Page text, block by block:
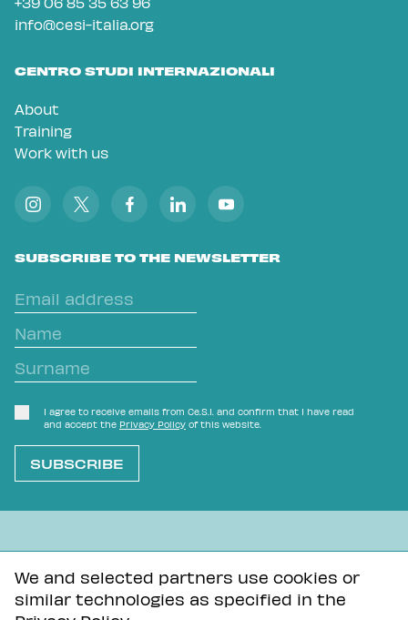
We and selected partners use cookies or
similar technologies as specified in the
info@cesi-italia.org
CENTRO STUDI INTERNAZIONALI
About
Training
Work with us
SUBSCRIBE TO THE NEWSLETTER
I agree to receive emails from Ce.S.I. and confirm that I have read
and accept the Privacy Policy of this website.
Privacy Policy
Tutti i contenuti di questa pagina sono distribuiti con